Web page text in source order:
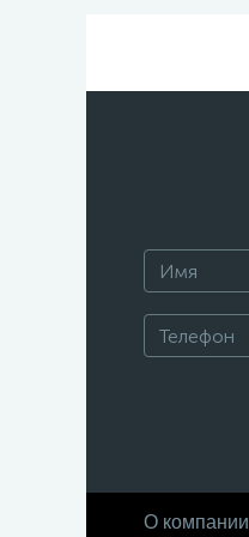
О компании